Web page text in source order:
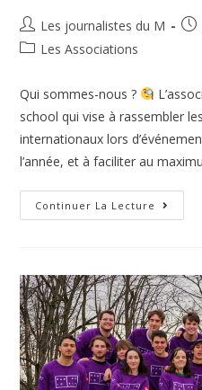
Les journalistes du M
Les Associations
Qui sommes-nous ?
school qui vise à rassembler
internationaux lors
l’année, et à faciliter au
Continuer La Lecture